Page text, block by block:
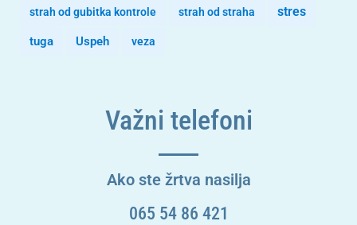
strah od gubitka kontrole strah od straha stres
tuga Uspeh veza
Važni telefoni
Ako ste žrtva nasilja
065 54 86 421